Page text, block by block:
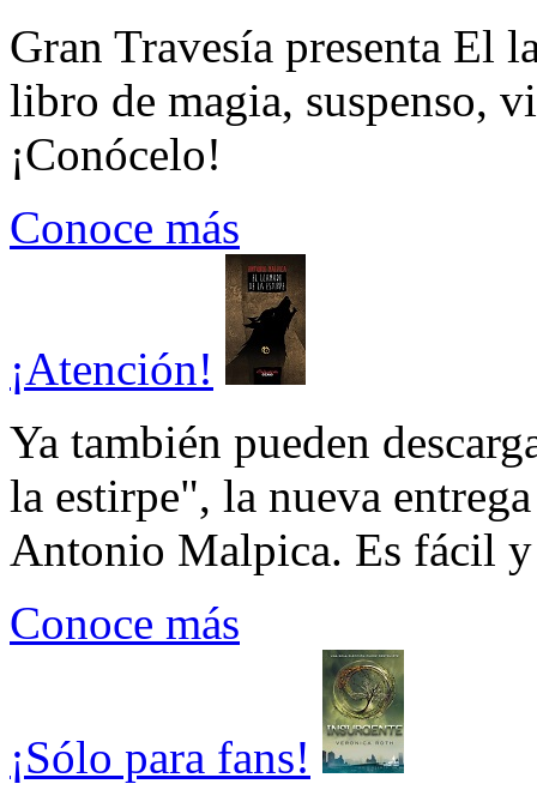
Gran Travesía presenta El
libro de magia, suspenso,
¡Conócelo!
Conoce más
¡Atención!
Ya también pueden
la estirpe", la nueva
Antonio Malpica. Es fácil
Conoce más
¡Sólo para fans!